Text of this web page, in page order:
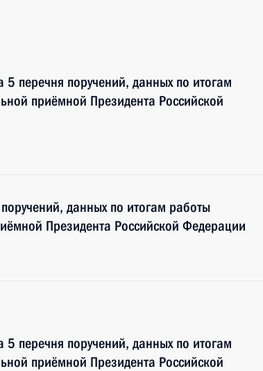
5 перечня поручений, данных по итогам
приёмной Президента Российской
данных по итогам работы
Президента Российской Федерации
5 перечня поручений, данных по итогам
приёмной Президента Российской